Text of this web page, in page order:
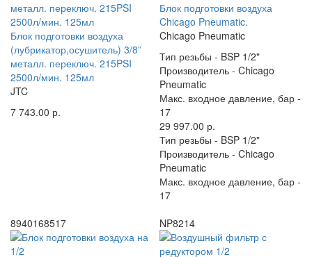
Блок подготовки воздуха
(лубрикатор,осушитель) 3/8”
металл. переключ. 215PSI
2500л/мин. 125мл
JTC
7 743.00 р.
Блок подготовки воздуха
Chicago Pneumatic.
Chicago Pneumatic
Тип резьбы - BSP 1/2"
Производитель - Chicago
Pneumatic
Макс. входное давление, бар -
17
29 997.00 р.
Тип резьбы - BSP 1/2"
Производитель - Chicago
Pneumatic
Макс. входное давление, бар -
17
8940168517
NP8214